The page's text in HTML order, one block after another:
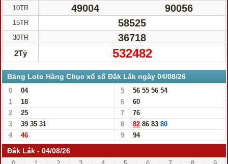
10TR 49004 90056
15TR 58525
30TR 36718
2Tỷ 532482
Bảng Loto Hàng Chục xổ số Đắk Lắk ngày 04/08/26
0 04 5 56 55 56 54
1
18 6
60
2
25 7
76
3
39 35 31 8 82 86 83 80
4
46 9 94
Đắk Lắk - 04/08/26